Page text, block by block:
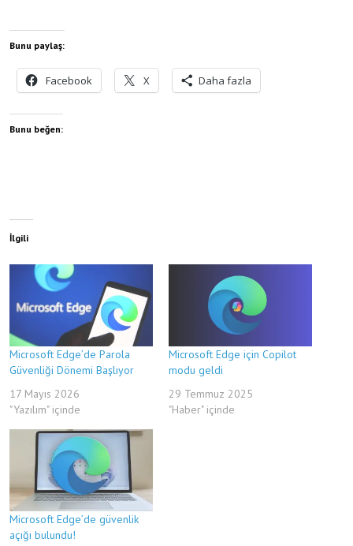
Bunu paylaş:
Facebook X Daha fazla
Bunu beğen:
İlgili
Microsoft Edge’de Parola
Güvenliği Dönemi Başlıyor
17 Mayıs 2026
"Yazılım" içinde
Microsoft Edge için Copilot
modu geldi
29 Temmuz 2025
"Haber" içinde
Microsoft Edge’de güvenlik
açığı bulundu!